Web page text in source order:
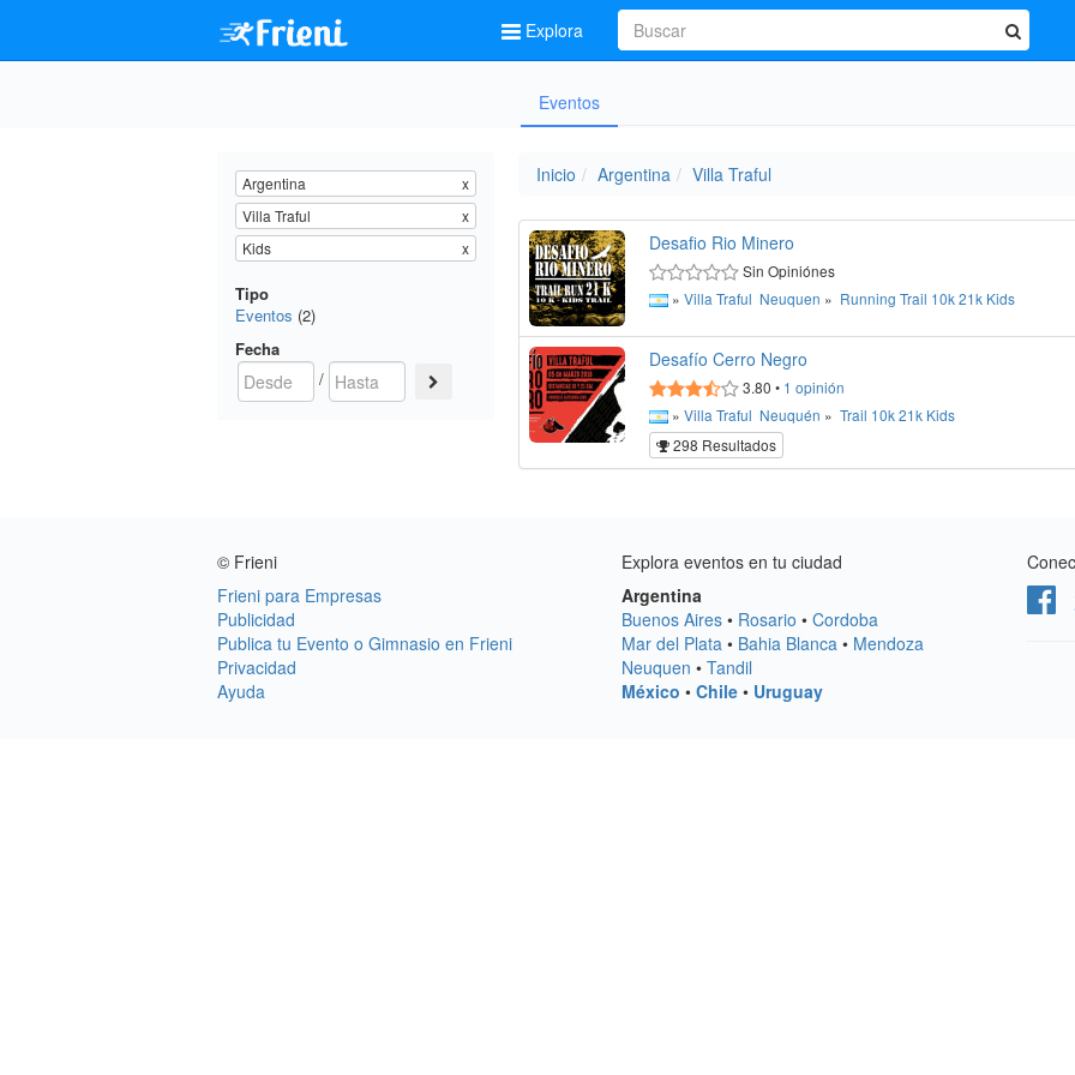
Explora
Eventos
Argentina
x
Villa Traful
x
Kids
x
Tipo
Eventos (2)
Fecha
/
Inicio Argentina Villa Traful
Desafio Rio Minero
Sin Opiniónes
» Villa Traful Neuquen » Running Trail 10k 21k Kids
Desafío Cerro Negro
3.80 • 1 opinión
» Villa Traful Neuquén » Trail 10k 21k Kids
298 Resultados
© Frieni
Frieni para Empresas
Publicidad
Publica tu Evento o Gimnasio en Frieni
Privacidad
Ayuda
Explora eventos en tu ciudad
Argentina
Buenos Aires • Rosario •Cordoba
Mar del Plata • Bahia Blanca • Mendoza
Neuquen •Tandil
México •Chile • Uruguay